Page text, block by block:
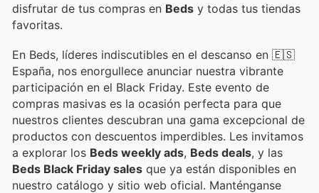
disfrutar de tus compras en Beds y todas tus tiendas
favoritas.
En Beds, líderes indiscutibles en el descanso en 🇪🇸
España, nos enorgullece anunciar nuestra vibrante
participación en el Black Friday. Este evento de
compras masivas es la ocasión perfecta para que
nuestros clientes descubran una gama excepcional de
productos con descuentos imperdibles. Les invitamos
a explorar los Beds weekly ads, Beds deals, y las
Beds Black Friday sales que ya están disponibles en
nuestro catálogo y sitio web oficial. Manténganse